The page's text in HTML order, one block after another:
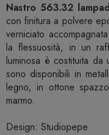
Nastro 563.32
con finitura a polvere
verniciato
la flessuosità, in un
luminosa è costituita da
sono disponibili in
legno, in ottone
marmo.
Design: Studiopepe